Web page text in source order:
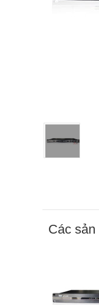
Các